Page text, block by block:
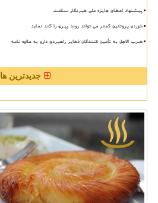
پیشنهاد اعطای جایزه ملی خبرنگار سلامت
خوردن پروتئین کمتر می تواند روند پیری را کند نماید
ضرب الاجل به تأمین کنندگان ذخایر راهبردی دارو به علاوه نامه
جدیدترین ها